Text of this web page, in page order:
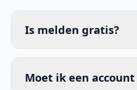
Is melden gratis?
Moet ik een